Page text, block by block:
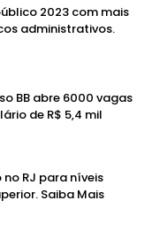
2023 com mais
administrativos.
BB abre 6000 vagas
de R$ 5,4 mil
RJ para níveis
Saiba Mais